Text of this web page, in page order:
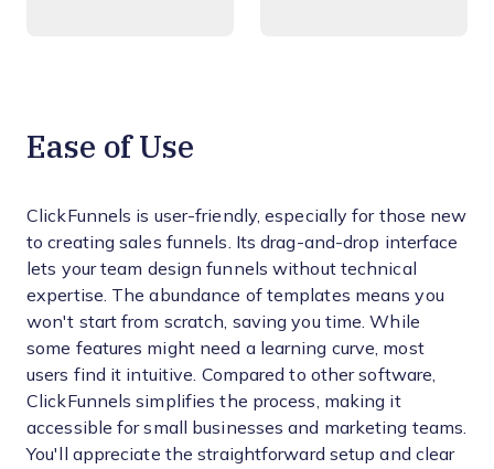
Ease of Use
ClickFunnels is user-friendly, especially for those new
to creating sales funnels. Its drag-and-drop interface
lets your team design funnels without technical
expertise. The abundance of templates means you
won't start from scratch, saving you time. While
some features might need a learning curve, most
users find it intuitive. Compared to other software,
ClickFunnels simplifies the process, making it
accessible for small businesses and marketing teams.
You'll appreciate the straightforward setup and clear